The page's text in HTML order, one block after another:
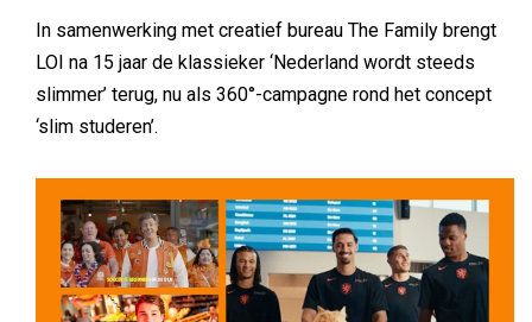
In samenwerking met creatief bureau The Family brengt
LOI na 15 jaar de klassieker ‘Nederland wordt steeds
slimmer’ terug, nu als 360°-campagne rond het concept
‘slim studeren’.